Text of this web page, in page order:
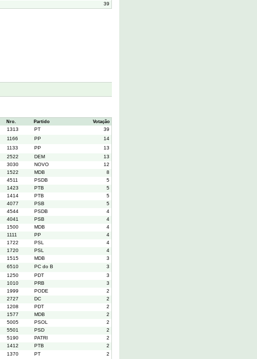
39
Nro. Partido Votação
1313 PT
39
1166 PP
14
1133 PP
13
2522 DEM
13
3030 NOVO
12
1522 MDB
8
4511 PSDB
5
1423 PTB
5
1414 PTB
5
4077 PSB
5
4544 PSDB
4
4041 PSB
4
1500 MDB
4
1111 PP
4
1722 PSL
4
1720 PSL
4
1515 MDB
3
6510 PC do B
3
1250 PDT
3
1010 PRB
3
1999 PODE
2
2727 DC
2
1208 PDT
2
1577 MDB
2
5005 PSOL
2
5501 PSD
2
5190 PATRI
2
1412 PTB
2
1370 PT
2